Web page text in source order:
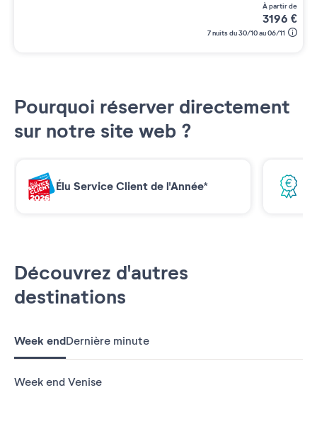
à partir de
3196 €
7 nuits du 30/10 au 06/11
Pourquoi réserver directement
sur notre site web ?
Élu Service Client de l'Année*
Découvrez d'autres
destinations
Week endDernière minute
Week end Venise